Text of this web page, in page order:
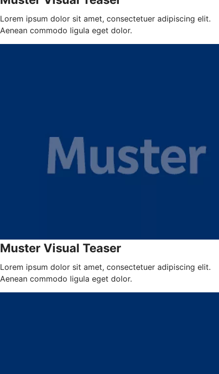
Lorem ipsum dolor sit amet, consectetuer adipiscing elit.
Aenean commodo ligula eget dolor.
Muster Visual Teaser
Lorem ipsum dolor sit amet, consectetuer adipiscing elit.
Aenean commodo ligula eget dolor.